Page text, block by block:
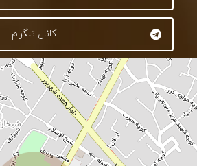
کانال تلگرام